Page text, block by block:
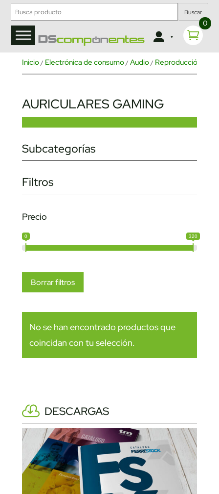
Buscar
0
Inicio/ Electrónica de consumo/ Audio/ Reproducción de
AURICULARES GAMING
Subcategorías
Filtros
Precio
0 320
Borrar filtros
No se han encontrado productos que
coincidan con tu selección.
DESCARGAS